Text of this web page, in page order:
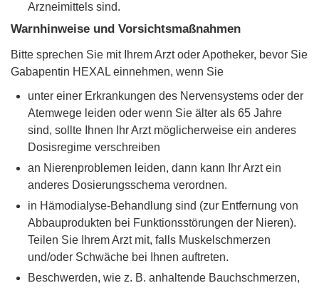
Arzneimittels sind.
Warnhinweise und Vorsichtsmaßnahmen
Bitte sprechen Sie mit Ihrem Arzt oder Apotheker, bevor Sie
Gabapentin HEXAL einnehmen, wenn Sie
unter einer Erkrankungen des Nervensystems oder der
Atemwege leiden oder wenn Sie älter als 65 Jahre
sind, sollte Ihnen Ihr Arzt möglicherweise ein anderes
Dosisregime verschreiben
an Nierenproblemen leiden, dann kann Ihr Arzt ein
anderes Dosierungsschema verordnen.
in Hämodialyse-Behandlung sind (zur Entfernung von
Abbauprodukten bei Funktionsstörungen der Nieren).
Teilen Sie Ihrem Arzt mit, falls Muskelschmerzen
und/oder Schwäche bei Ihnen auftreten.
Beschwerden, wie z. B. anhaltende Bauchschmerzen,